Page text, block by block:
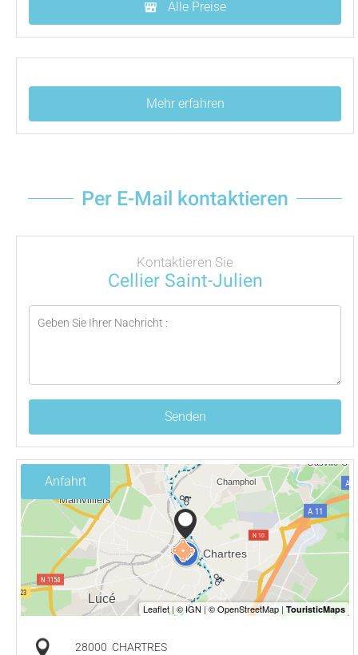
Alle Preise
Mehr erfahren
Per E-Mail kontaktieren
Kontaktieren Sie
Cellier Saint-Julien
Senden
Anfahrt
28000 CHARTRES